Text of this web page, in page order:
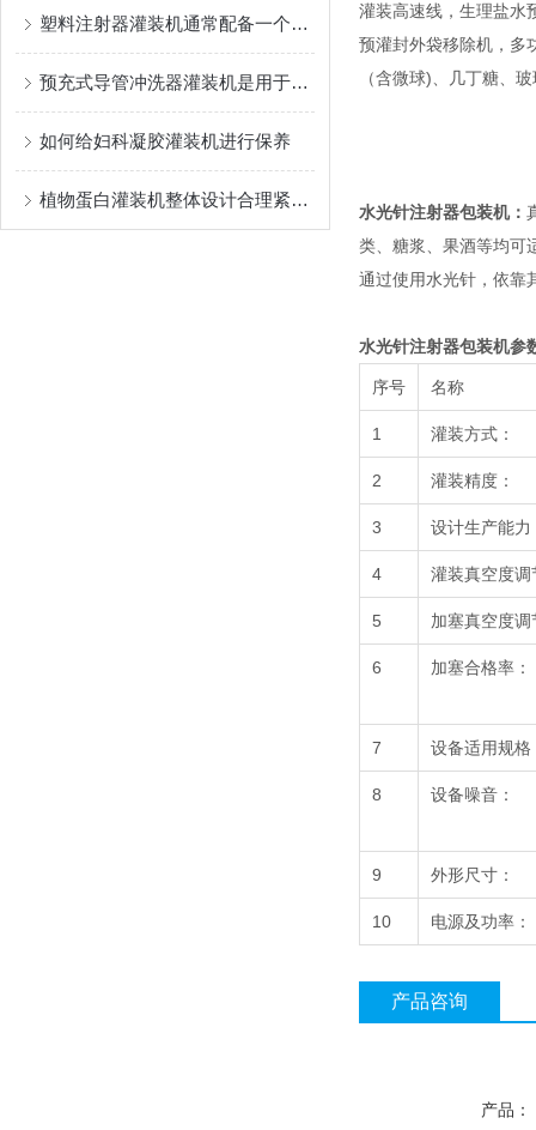
塑料注射器灌装机通常配备一个自动化控制系统
预充式导管冲洗器灌装机是用于灌装生物医药制品的设备
如何给妇科凝胶灌装机进行保养
植物蛋白灌装机整体设计合理紧凑，占地面积小
灌装高速线，生理盐水
预灌封外袋移除机，多
（含微球)、几丁糖、
水光针注射器包装机：
类、糖浆、果酒等均可
通过使用水光针，依靠
水光针注射器包装机参
序号 名称
1 灌装方式：
2 灌装精度：
3 设计生产能力
4 灌装真空度调
5 加塞真空度调
6 加塞合格率：
7 设备适用规格
8 设备噪音：
9 外形尺寸：
10 电源及功率：
产品咨询
产品：